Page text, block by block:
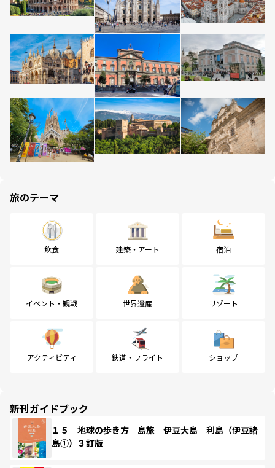
旅のテーマ
飲食 建築・アート 宿泊
イベント・観戦 世界遺産 リゾート
アクティビティ 鉄道・フライト ショップ
新刊ガイドブック
１５ 地球の歩き方 島旅 伊豆大島 利島（伊豆諸
島①）３訂版